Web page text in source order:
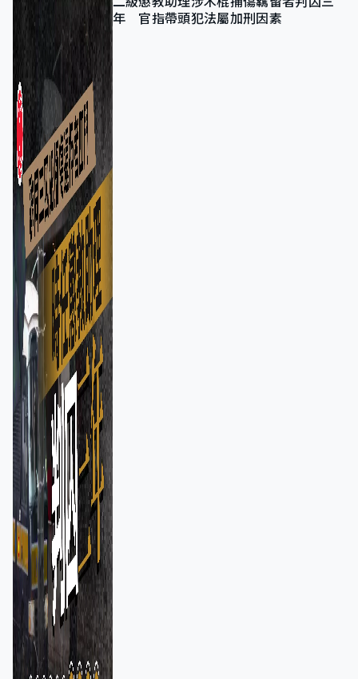
年 官指帶頭犯法屬加刑因素